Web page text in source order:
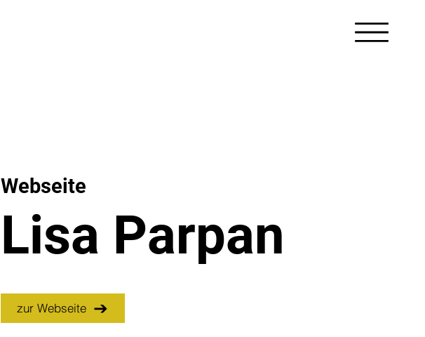
Webseite
Lisa Parpan
zur Webseite